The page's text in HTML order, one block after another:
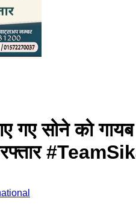
गए सोने को